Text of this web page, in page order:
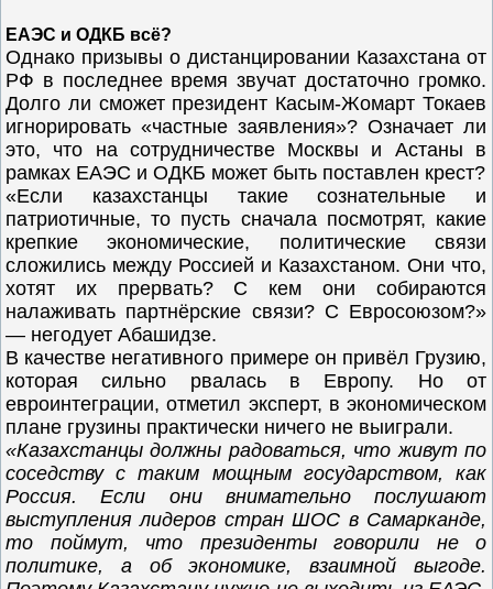
ЕАЭС и ОДКБ всё?
Однако призывы о дистанцировании Казахстана от
РФ в последнее время звучат достаточно громко.
Долго ли сможет президент Касым-Жомарт Токаев
игнорировать «частные заявления»? Означает ли
это, что на сотрудничестве Москвы и Астаны в
рамках ЕАЭС и ОДКБ может быть поставлен крест?
«Если казахстанцы такие сознательные и
патриотичные, то пусть сначала посмотрят, какие
крепкие экономические, политические связи
сложились между Россией и Казахстаном. Они что,
хотят их прервать? С кем они собираются
налаживать партнёрские связи? С Евросоюзом?»
— негодует Абашидзе.
В качестве негативного примере он привёл Грузию,
которая сильно рвалась в Европу. Но от
евроинтеграции, отметил эксперт, в экономическом
плане грузины практически ничего не выиграли.
«Казахстанцы должны радоваться, что живут по
соседству с таким мощным государством, как
Россия. Если они внимательно послушают
выступления лидеров стран ШОС в Самарканде,
то поймут, что президенты говорили не о
политике, а об экономике, взаимной выгоде.